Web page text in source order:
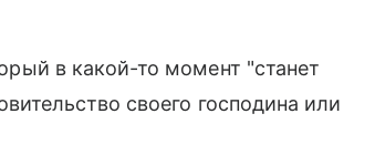
в какой-то момент "станет
своего господина или